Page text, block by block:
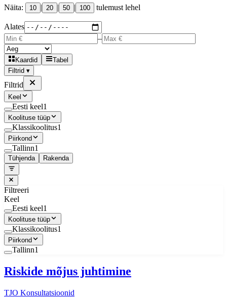
Näita: 10 | 20 | 50 | 100 tulemust lehel
Alates
–
Kaardid
Tabel
Filtrid ▾
Filtrid
Keel
Eesti keel1
Koolituse tüüp
Klassikoolitus1
Piirkond
Tallinn1
Tühjenda Rakenda
Filtreeri
Keel
Eesti keel1
Koolituse tüüp
Klassikoolitus1
Piirkond
Tallinn1
Riskide mõjus juhtimine
TJO Konsultatsioonid